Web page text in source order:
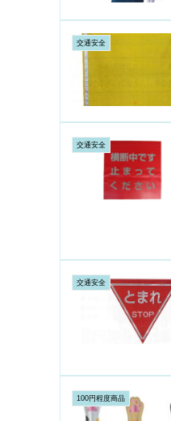
交通安全
交通安全
交通安全
100円程度商品